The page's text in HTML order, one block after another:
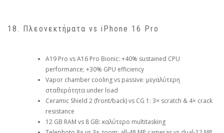
18. Πλεονεκτήματα vs iPhone 16 Pro
A19 Pro vs A16 Pro Bionic: +40% sustained CPU
performance; +30% GPU efficiency
Vapor chamber cooling vs passive: μεγαλύτερη
σταθερότητα under load
Ceramic Shield 2 (front/back) vs CG 1: 3× scratch & 4× crack
resistance
12 GB RAM vs 8 GB: καλύτερο multitasking